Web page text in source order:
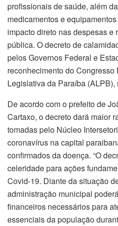
profissionais de saúde, além
medicamentos e
impacto direto nas despesas e
pública. O decreto de
pelos Governos Federal e
reconhecimento do
Legislativa da Paraíba (ALPB),
De acordo com o prefeito de
Cartaxo, o decreto dará maior
tomadas pelo Núcleo
coronavírus na capital
confirmados da doença. “O
celeridade para ações
Covid-19. Diante da situação
administração municipal
financeiros necessários para
essenciais da população